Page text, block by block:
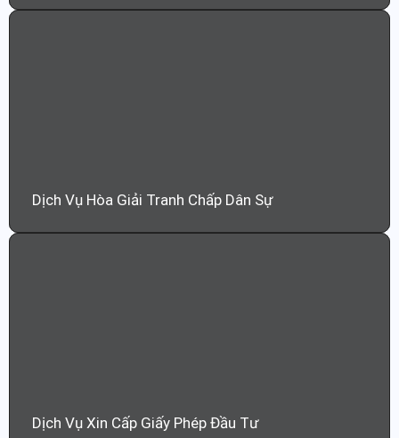
Dịch Vụ Hòa Giải Tranh Chấp Dân Sự
Dịch Vụ Xin Cấp Giấy Phép Đầu Tư